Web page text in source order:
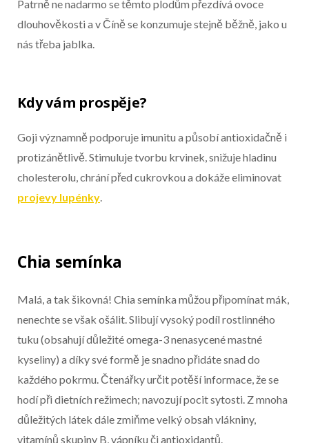
Patrně ne nadarmo se těmto plodům přezdívá ovoce
dlouhověkosti a v Číně se konzumuje stejně běžně, jako u
nás třeba jablka.
Kdy vám prospěje?
Goji významně podporuje imunitu a působí antioxidačně i
protizánětlivě. Stimuluje tvorbu krvinek, snižuje hladinu
cholesterolu, chrání před cukrovkou a dokáže eliminovat
projevy lupénky.
Chia semínka
Malá, a tak šikovná! Chia semínka můžou připomínat mák,
nenechte se však ošálit. Slibují vysoký podíl rostlinného
tuku (obsahují důležité omega-3 nenasycené mastné
kyseliny) a díky své formě je snadno přidáte snad do
každého pokrmu. Čtenářky určit potěší informace, že se
hodí při dietních režimech; navozují pocit sytosti. Z mnoha
důležitých látek dále zmiňme velký obsah vlákniny,
vitamínů skupiny B, vápníku či antioxidantů.